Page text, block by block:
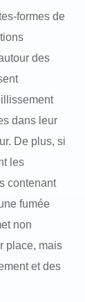
formes de
des
dans leur
De plus, si
les
contenant
fumée
non
place, mais
et des